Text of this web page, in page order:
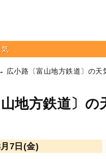
気
広小路〔富山地方鉄道〕の天
地方鉄道〕の
7日(金)